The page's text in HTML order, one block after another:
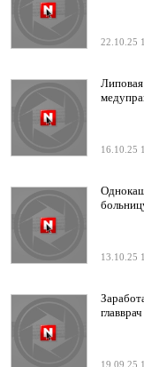
22.10.25
Липовая
16.10.25
13.10.25
19.09.25